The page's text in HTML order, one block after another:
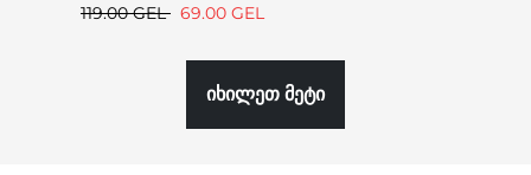
119.00 GEL 69.00 GEL
იხილეთ მეტი